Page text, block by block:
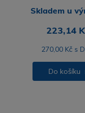
Skladem u
223,14
270,00 Kč s
Do košíku